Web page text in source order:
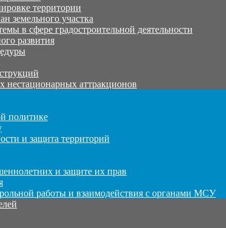
территории
земельного участка
в сфере градостроительной деятельности
развития
нестационарных аттракционов
политике
и защита территорий
и защите их прав
работы и взаимодействия с органами МСУ